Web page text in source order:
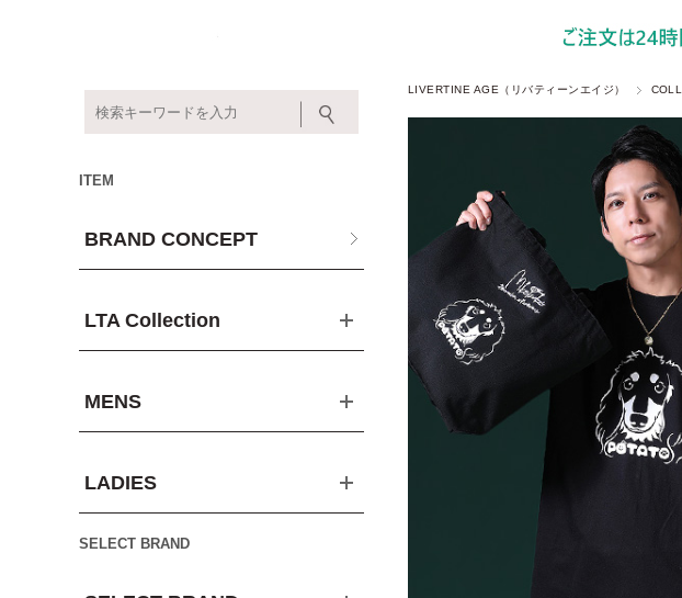
LIVERTINE AGE（リバティーンエイジ）
ITEM
BRAND CONCEPT
LTA Collection
MENS
LADIES
SELECT BRAND